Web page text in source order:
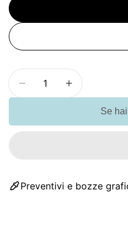
Diminuisci laAumenta
Se
Preventivi e bozze